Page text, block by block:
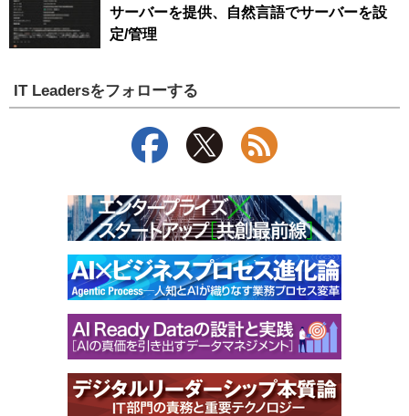
サーバーを提供、自然言語でサーバーを設
定/管理
IT Leadersをフォローする